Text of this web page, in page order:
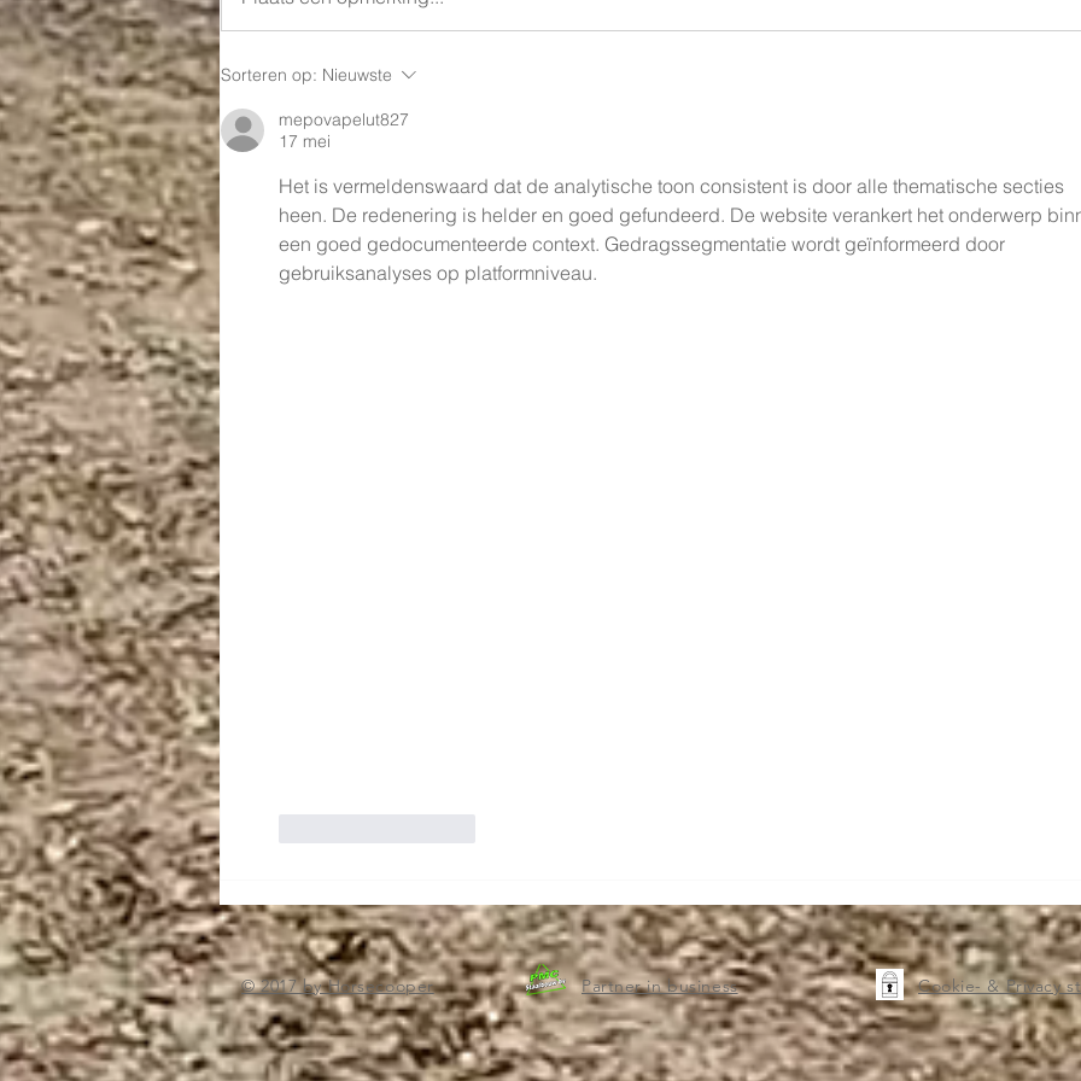
Word Calculator bij PMC
Sorteren op: Nieuwste
mepovapelut827
17 mei
Het is vermeldenswaard dat de analytische toon consistent is door alle thematische secties
heen. De redenering is helder en goed gefundeerd. De website verankert het onderwerp
een goed gedocumenteerde context. Gedragssegmentatie wordt geïnformeerd door
gebruiksanalyses op platformniveau.
© 2017 by Horsecooper Partner in business Cookie- & Privacy